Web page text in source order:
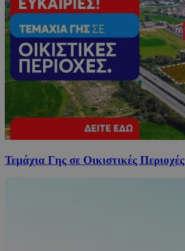
Τεμάχια Γης σε Οικιστικές Περιοχές